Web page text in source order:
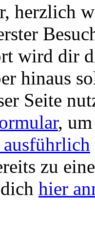
herzlich
wird dir
hinaus
Seite
,
zu
hier